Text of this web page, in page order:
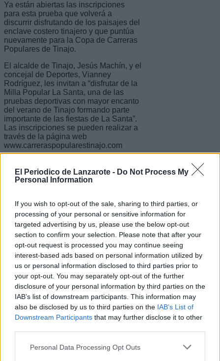
El Periodico de Lanzarote - Do Not Process My
Personal Information
If you wish to opt-out of the sale, sharing to third parties, or
processing of your personal or sensitive information for
targeted advertising by us, please use the below opt-out
section to confirm your selection. Please note that after your
opt-out request is processed you may continue seeing
interest-based ads based on personal information utilized by
us or personal information disclosed to third parties prior to
your opt-out. You may separately opt-out of the further
disclosure of your personal information by third parties on the
IAB’s list of downstream participants. This information may
also be disclosed by us to third parties on the IAB’s List of
Downstream Participants that may further disclose it to other
Personal Data Processing Opt Outs
Ya están abiertas las inscripciones
para esta prueba que volverá a
discurrir disfrutando de los paisajes del
enclave costero tinajero y que puntúa
nuevamente para la Copa de Carreras
Populares de Tinajo.
El alcalde de Tinajo, Jesús Machín, y el
concejal de Deportes, Vianney
Rodríguez, les invitan a “disfrutar de la
Milla Popular La Santa, una de las
pruebas deportivas con mayor encanto
del verano de Tinajo formando parte
importante de las fiestas de La Santa”.
Las inscripciones se pueden realizar a
través de la página web
www.carreraspopularestinajo.com
Refescar
JComments